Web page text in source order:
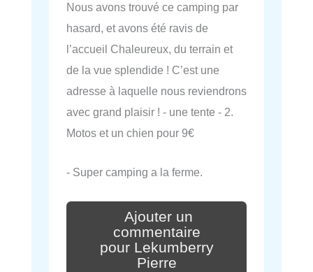
Nous avons trouvé ce camping par
hasard, et avons été ravis de
l’accueil Chaleureux, du terrain et
de la vue splendide ! C’est une
adresse à laquelle nous reviendrons
avec grand plaisir ! - une tente - 2.
Motos et un chien pour 9€
- Super camping a la ferme.
Ajouter un
commentaire
pour Lekumberry
Pierre